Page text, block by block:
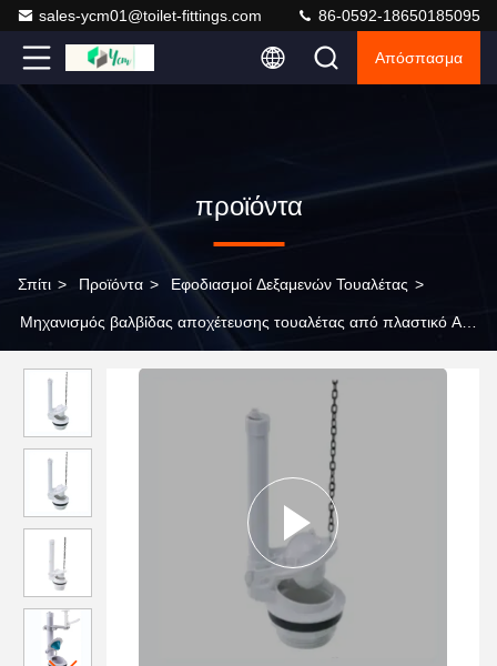
sales-ycm01@toilet-fittings.com 86-0592-18650185095
Απόσπασμα
προϊόντα
Σπίτι > Προϊόντα > Εφοδιασμοί Δεξαμενών Τουαλέτας >
Μηχανισμός βαλβίδας αποχέτευσης τουαλέτας από πλαστικό ABS
αποχέτευση